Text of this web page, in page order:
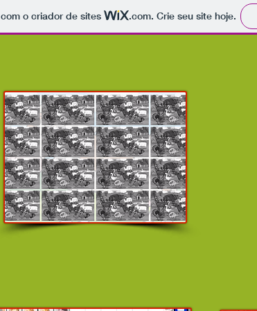
o criador de sites .com. Crie seu site hoje.